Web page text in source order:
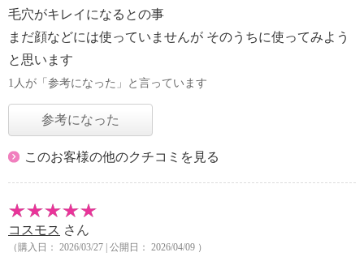
毛穴がキレイになるとの事
まだ顔などには使っていませんが そのうちに使ってみよう
と思います
1人が「参考になった」と言っています
参考になった
このお客様の他のクチコミを見る
コスモス さん
（購入日： 2026/03/27 | 公開日： 2026/04/09 ）